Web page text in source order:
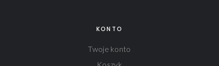
KONTO
Twoje konto